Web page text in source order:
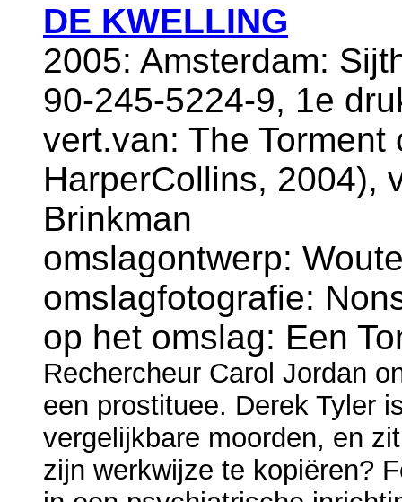
DE KWELLING
2005: Amsterdam:
90-245-5224-9, 1e
vert.van: The
HarperCollins, 2004),
Brinkman
omslagontwerp:
omslagfotografie:
op het omslag: Een
Rechercheur Carol Jordan
een prostituee. Derek Tyler
vergelijkbare moorden, en
zijn werkwijze te kopiëren?